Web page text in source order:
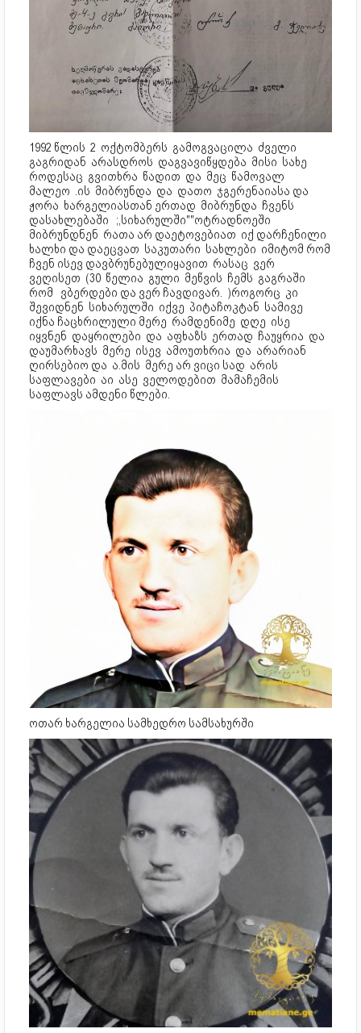
1992 წლის 2 ოქტომბერს გამოგვაცილა ძველი
გაგრიდან არასდროს დაგვავიწყდება მისი სახე
როდესაც გვითხრა წადით და მეც წამოვალ
მალეო .ის მიბრუნდა და დათო ჯგერენაიასა და
ჟორა ხარგელიასთან ერთად მიბრუნდა ჩვენს
დასახლებაში ;,სიხარულში""ოტრადნოეში
მიბრუნდნენ რათა არ დაეტოვებიათ იქ დარჩენილი
ხალხი და დაეცვათ საკუთარი სახლები იმიტომ რომ
ჩვენ ისევ დავბრუნებულიყავით რასაც ვერ
ვეღისეთ (30 წელია გული მეწვის ჩემს გაგრაში
რომ ვბერდები და ვერ ჩავდივარ. )როგორც კი
შევიდნენ სიხარულში იქვე პიტაჩოკტან სამივე
იქნა ჩაცხრილული მერე რამდენიმე დღე ისე
იყვნენ დაყრილები და აფხაზს ერთად ჩაუყრია და
დაუმარხავს მერე ისევ ამოუთხრია და არარიან
ღირსებიო და ა.მის მერე არ ვიცი სად არის
საფლავები აი ასე ველოდებით მამაჩემის
საფლავს ამდენი წლები.
ოთარ ხარგელია სამხედრო სამსახურში